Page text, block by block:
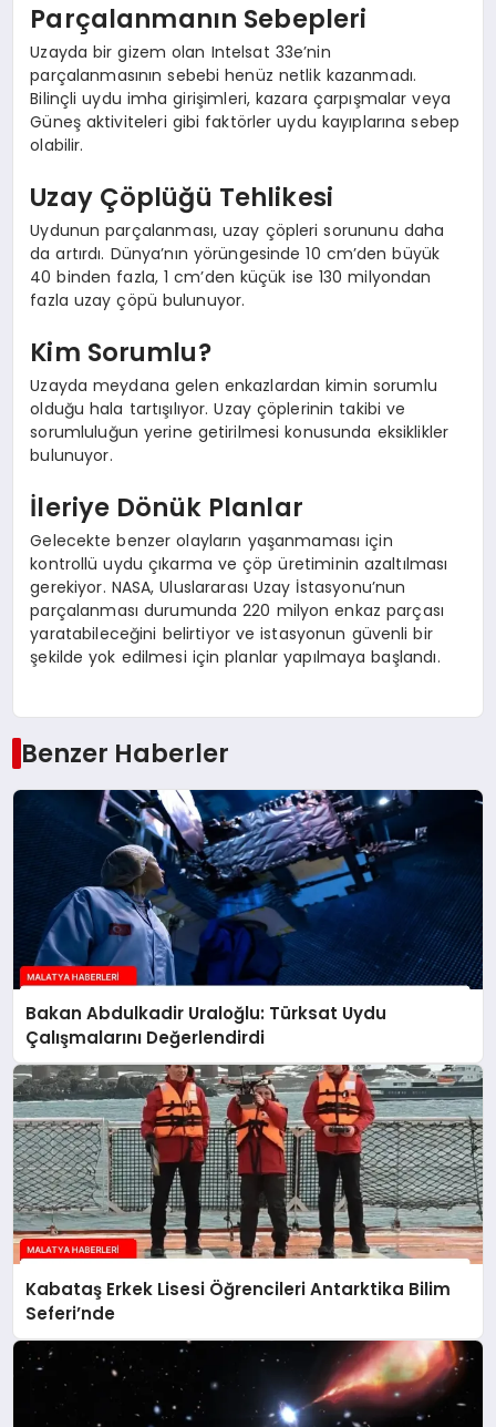
Parçalanmanın Sebepleri
Uzayda bir gizem olan Intelsat 33e’nin
parçalanmasının sebebi henüz netlik kazanmadı.
Bilinçli uydu imha girişimleri, kazara çarpışmalar veya
Güneş aktiviteleri gibi faktörler uydu kayıplarına sebep
olabilir.
Uzay Çöplüğü Tehlikesi
Uydunun parçalanması, uzay çöpleri sorununu daha
da artırdı. Dünya’nın yörüngesinde 10 cm’den büyük
40 binden fazla, 1 cm’den küçük ise 130 milyondan
fazla uzay çöpü bulunuyor.
Kim Sorumlu?
Uzayda meydana gelen enkazlardan kimin sorumlu
olduğu hala tartışılıyor. Uzay çöplerinin takibi ve
sorumluluğun yerine getirilmesi konusunda eksiklikler
bulunuyor.
İleriye Dönük Planlar
Gelecekte benzer olayların yaşanmaması için
kontrollü uydu çıkarma ve çöp üretiminin azaltılması
gerekiyor. NASA, Uluslararası Uzay İstasyonu’nun
parçalanması durumunda 220 milyon enkaz parçası
yaratabileceğini belirtiyor ve istasyonun güvenli bir
şekilde yok edilmesi için planlar yapılmaya başlandı.
Benzer Haberler
Bakan Abdulkadir Uraloğlu: Türksat Uydu
Çalışmalarını Değerlendirdi
Kabataş Erkek Lisesi Öğrencileri Antarktika Bilim
Seferi’nde